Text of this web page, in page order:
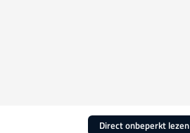
Direct onbeperkt lezen